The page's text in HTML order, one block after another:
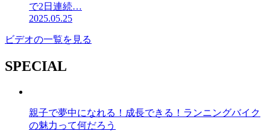
で2日連続…
2025.05.25
ビデオの一覧を見る
SPECIAL
親子で夢中になれる！成長できる！ランニングバイク
の魅力って何だろう